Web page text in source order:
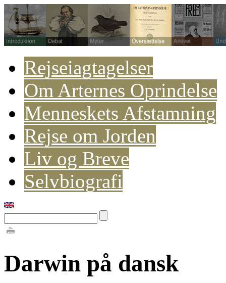
Rejseiagtagelser
Om Arternes Oprindelse
Menneskets Afstamning
Rejse om Jorden
Liv og Breve
Selvbiografi
Darwin på dansk